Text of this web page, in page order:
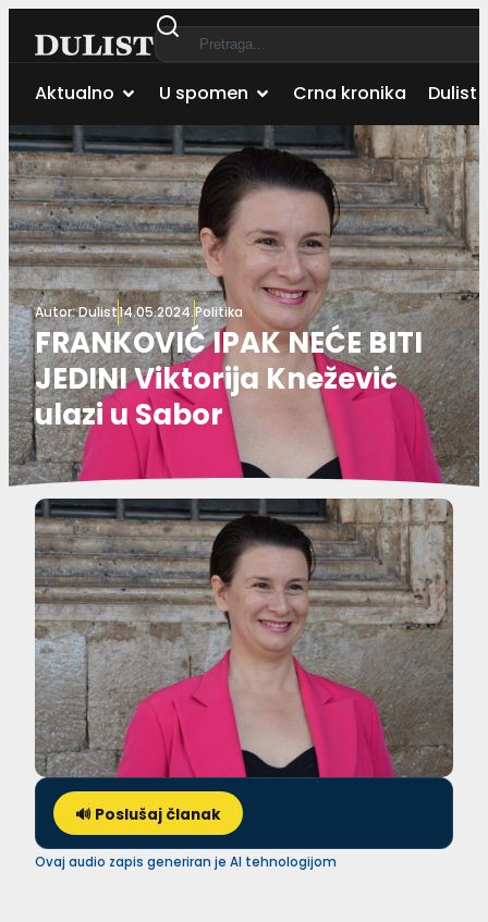
Aktualno U spomen Crna kronika Dulist
Autor:Dulist14.05.2024.Politika
FRANKOVIĆ IPAK NEĆE BITI
JEDINI Viktorija Knežević
ulazi u Sabor
🔊 Poslušaj članak
Ovaj audio zapis generiran je AI tehnologijom